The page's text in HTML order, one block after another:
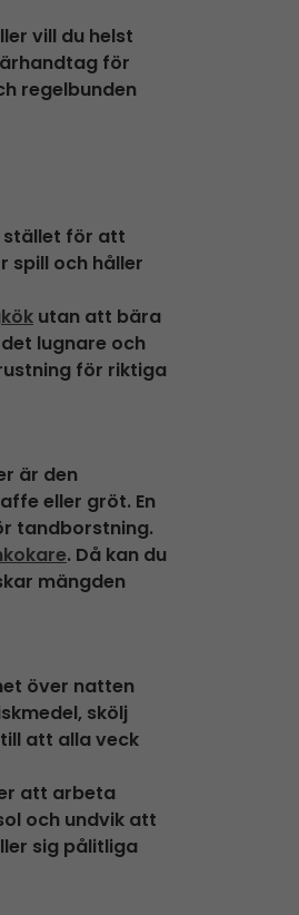
vill du helst
för
regelbunden
stället för att
spill och håller
utan att bära
lugnare och
för riktiga
är den
eller gröt. En
tandborstning.
. Då kan du
mängden
över natten
skölj
att alla veck
att arbeta
och undvik att
sig pålitliga